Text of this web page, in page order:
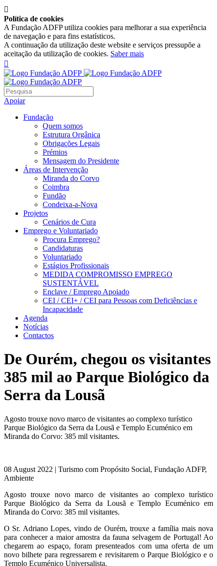

Política de cookies
A Fundação ADFP utiliza cookies para melhorar a sua experiência
de navegação e para fins estatísticos.
A continuação da utilização deste website e serviços pressupõe a
aceitação da utilização de cookies. Saber mais

Apoiar
Fundação
Quem somos
Estrutura Orgânica
Obrigações Legais
Prémios
Mensagem do Presidente
Áreas de Intervenção
Miranda do Corvo
Coimbra
Fundão
Condeixa-a-Nova
Projetos
Cenários de Cura
Emprego e Voluntariado
Procura Emprego?
Candidaturas
Voluntariado
Estágios Profissionais
MEDIDA COMPROMISSO EMPREGO
SUSTENTÁVEL
Enclave / Emprego Apoiado
CEI / CEI+ / CEI para Pessoas com Deficiências e
Incapacidade
Agenda
Notícias
Contactos
De Ourém, chegou os visitantes
385 mil ao Parque Biológico da
Serra da Lousã
Agosto trouxe novo marco de visitantes ao complexo turístico
Parque Biológico da Serra da Lousã e Templo Ecuménico em
Miranda do Corvo: 385 mil visitantes.
08 August 2022 | Turismo com Propósito Social, Fundação ADFP,
Ambiente
Agosto trouxe novo marco de visitantes ao complexo turístico
Parque Biológico da Serra da Lousã e Templo Ecuménico em
Miranda do Corvo: 385 mil visitantes.
O Sr. Adriano Lopes, vindo de Ourém, trouxe a família mais nova
para conhecer a maior amostra da fauna selvagem de Portugal! Ao
chegarem ao espaço, foram presenteados com uma oferta de um
novo bilhete para regressarem e revisitarem o Parque Biológico e o
Templo Ecuménico Universalista.